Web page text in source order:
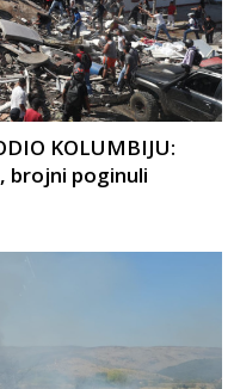
KOLUMBIJU:
brojni poginuli